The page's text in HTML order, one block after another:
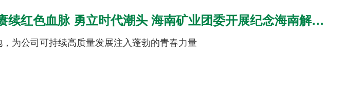
续红色血脉 勇立时代潮头 海南矿业团委开展纪念海南解放75周年主题团日活动
为公司可持续高质量发展注入蓬勃的青春力量